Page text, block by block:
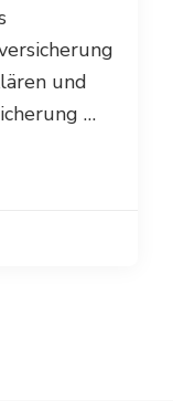
und
…